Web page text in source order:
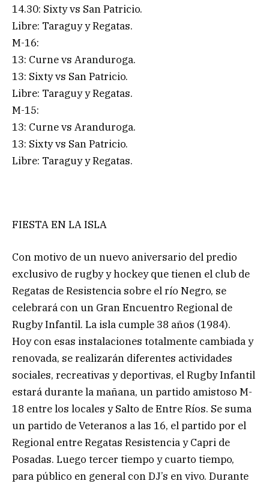
14.30: Sixty vs San Patricio.
Libre: Taraguy y Regatas.
M-16:
13: Curne vs Aranduroga.
13: Sixty vs San Patricio.
Libre: Taraguy y Regatas.
M-15:
13: Curne vs Aranduroga.
13: Sixty vs San Patricio.
Libre: Taraguy y Regatas.
FIESTA EN LA ISLA
Con motivo de un nuevo aniversario del predio
exclusivo de rugby y hockey que tienen el club de
Regatas de Resistencia sobre el río Negro, se
celebrará con un Gran Encuentro Regional de
Rugby Infantil. La isla cumple 38 años (1984).
Hoy con esas instalaciones totalmente cambiada y
renovada, se realizarán diferentes actividades
sociales, recreativas y deportivas, el Rugby Infantil
estará durante la mañana, un partido amistoso M-
18 entre los locales y Salto de Entre Ríos. Se suma
un partido de Veteranos a las 16, el partido por el
Regional entre Regatas Resistencia y Capri de
Posadas. Luego tercer tiempo y cuarto tiempo,
para público en general con DJ’s en vivo. Durante